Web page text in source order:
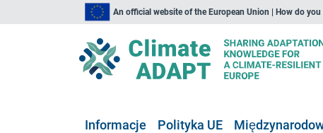
An official website of the European Union | How do you
Informacje Polityka UE